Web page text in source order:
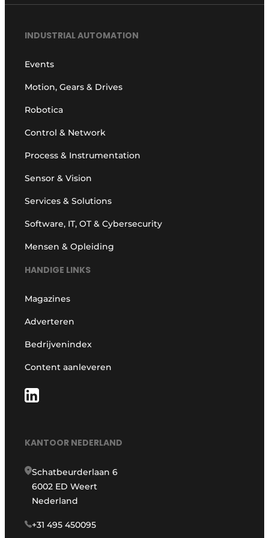
INDUSTRIAL AUTOMATION
Events
Motion, Gears & Drives
Robotica
Control & Network
Process & Instrumentation
Sensor & Vision
Services & Solutions
Software, IT, OT & Cybersecurity
Mensen & Opleiding
HANDIGE LINKS
Magazines
Adverteren
Bedrijvenindex
Content aanleveren
KANTOOR NEDERLAND
Schatbeurderlaan 6
6002 ED Weert
Nederland
+31 495 450095